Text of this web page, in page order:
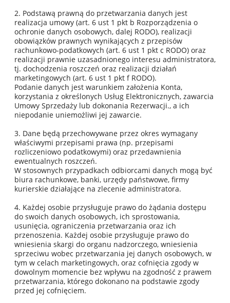
2. Podstawą prawną do przetwarzania danych jest
realizacja umowy (art. 6 ust 1 pkt b Rozporządzenia o
ochronie danych osobowych, dalej RODO), realizacji
obowiązków prawnych wynikających z przepisów
rachunkowo-podatkowych (art. 6 ust 1 pkt c RODO) oraz
realizacji prawnie uzasadnionego interesu administratora,
tj. dochodzenia roszczeń oraz realizacji działań
marketingowych (art. 6 ust 1 pkt f RODO).
Podanie danych jest warunkiem założenia Konta,
korzystania z określonych Usług Elektronicznych, zawarcia
Umowy Sprzedaży lub dokonania Rezerwacji., a ich
niepodanie uniemożliwi jej zawarcie.
3. Dane będą przechowywane przez okres wymagany
właściwymi przepisami prawa (np. przepisami
rozliczeniowo podatkowymi) oraz przedawnienia
ewentualnych roszczeń.
W stosownych przypadkach odbiorcami danych mogą być
biura rachunkowe, banki, urzędy państwowe, firmy
kurierskie działające na zlecenie administratora.
4. Każdej osobie przysługuje prawo do żądania dostępu
do swoich danych osobowych, ich sprostowania,
usunięcia, ograniczenia przetwarzania oraz ich
przenoszenia. Każdej osobie przysługuje prawo do
wniesienia skargi do organu nadzorczego, wniesienia
sprzeciwu wobec przetwarzania jej danych osobowych, w
tym w celach marketingowych, oraz cofnięcia zgody w
dowolnym momencie bez wpływu na zgodność z prawem
przetwarzania, którego dokonano na podstawie zgody
przed jej cofnięciem.